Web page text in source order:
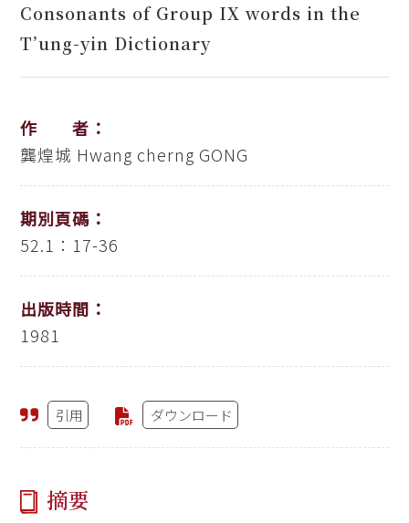
Consonants of Group IX words in the
T’ung-yin Dictionary
作 者：
龔煌城 Hwang cherng GONG
期別頁碼：
52.1：17-36
出版時間：
1981
引用 ダウンロード
摘要